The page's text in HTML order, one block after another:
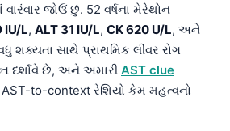
વારંવાર જોઉં છું. 52 વર્ષના મેરેથોન
IU/L, ALT 31 IU/L, CK 620 U/L, અને
શક્યતા સાથે પ્રાથમિક લીવર રોગ
દર્શાવે છે, અને અમારી AST clue
to-context રેશિયો કેમ મહત્વનો